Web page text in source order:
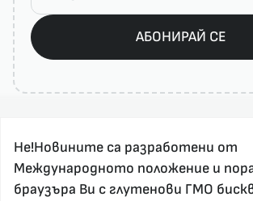
АБОНИРАЙ СЕ
Не!Новините са разработени от
Международното положение и
браузъра Ви с глутенови ГМО